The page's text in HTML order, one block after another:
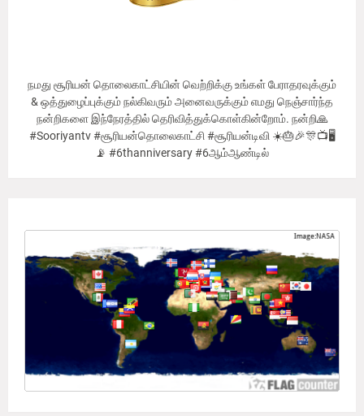
நமது சூரியன் தொலைகாட்சியின் வெற்றிக்கு உங்கள் பேராதரவுக்கும்
& ஒத்துழைப்புக்கும் நல்கிவரும் அனைவருக்கும் எமது நெஞ்சார்ந்த
நன்றிகளை இந்நேரத்தில் தெரிவித்துக்கொள்கின்றோம். நன்றி🙏
#Sooriyantv #சூரியன்தொலைகாட்சி #சூரியன்டிவி ☀️🎂🎉🎊📺🖥
📡 #6thanniversary #6ஆம்ஆண்டில்